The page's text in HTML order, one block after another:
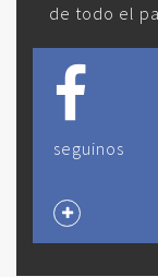
de todo el
seguinos